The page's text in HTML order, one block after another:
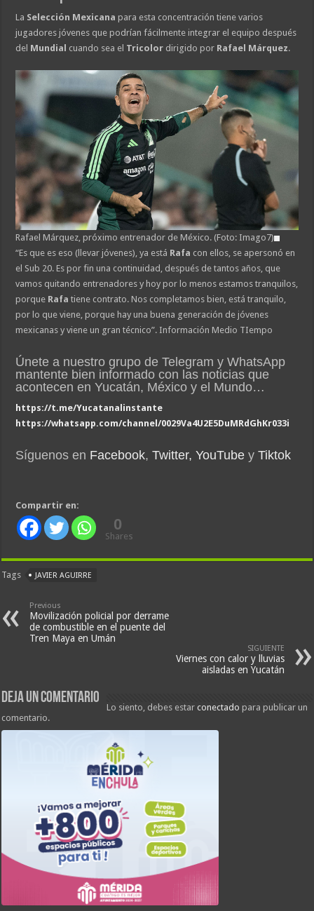
La Selección Mexicana para esta concentración tiene varios
jugadores jóvenes que podrían fácilmente integrar el equipo después
del Mundial cuando sea el Tricolor dirigido por Rafael Márquez.
Rafael Márquez, próximo entrenador de México. (Foto: Imago7)
“Es que es eso (llevar jóvenes), ya está Rafa con ellos, se apersonó en
el Sub 20. Es por fin una continuidad, después de tantos años, que
vamos quitando entrenadores y hoy por lo menos estamos tranquilos,
porque Rafatiene contrato. Nos completamos bien, está tranquilo,
por lo que viene, porque hay una buena generación de jóvenes
mexicanas y viene un gran técnico”. Información Medio TIempo
Únete a nuestro grupo de Telegram y WhatsApp
mantente bien informado con las noticias que
acontecen en Yucatán, México y el Mundo…
https://t.me/Yucatanalinstante
https://whatsapp.com/channel/0029Va4U2E5DuMRdGhKr033i
Síguenos en Facebook,Twitter, YouTube yTiktok
Compartir en:
0
Shares
Tags JAVIER AGUIRRE
Previous
Movilización policial por derrame
de combustible en el puente del
Tren Maya en Umán
SIGUIENTE
Viernes con calor y lluvias
aisladas en Yucatán
Deja un comentario
Lo siento, debes estarconectado para publicar un
comentario.